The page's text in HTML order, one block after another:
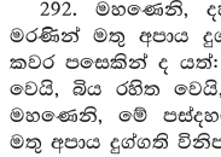
292. මහණෙනි,
මරණින් මතු අපාය
කවර පසෙකින් ද යත්:
වෙයි, බිය රහිත
මහණෙනි, මේ
මතු අපාය දුග්ගති